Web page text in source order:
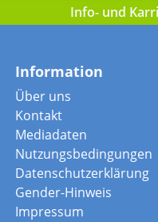
Info- und
Information
Über uns
Kontakt
Mediadaten
Nutzungsbedingungen
Datenschutzerklärung
Gender-Hinweis
Impressum